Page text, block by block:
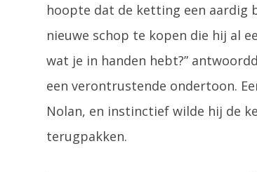
hoopte dat de ketting een aardig
nieuwe schop te kopen die hij al
wat je in handen hebt?”
een verontrustende ondertoon.
Nolan, en instinctief wilde hij de
terugpakken.